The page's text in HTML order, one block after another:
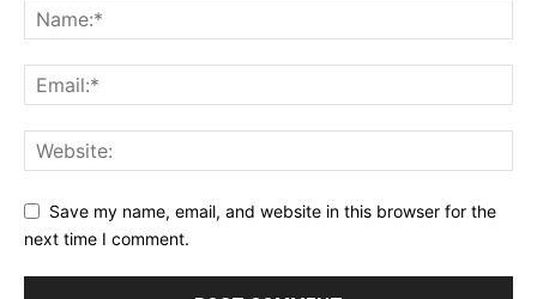
Save my name, email, and website in this browser for the
next time I comment.